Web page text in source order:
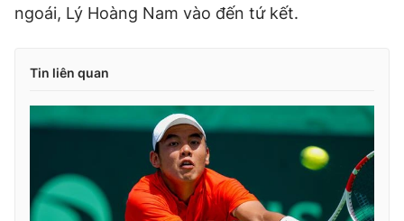
ngoái, Lý Hoàng Nam vào đến tứ kết.
Tin liên quan